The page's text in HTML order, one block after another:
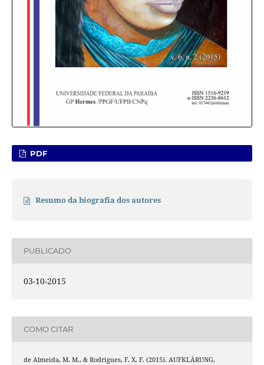
PDF
Resumo da biografia dos autores
PUBLICADO
03-10-2015
COMO CITAR
de Almeida, M. M., & Rodrigues, F. X. F. (2015). AUFKLÄRUNG,